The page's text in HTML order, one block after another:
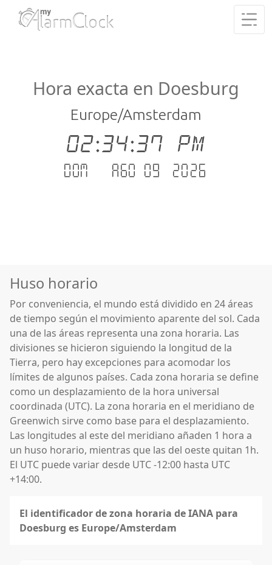
Hora exacta en Doesburg
Europe/Amsterdam
02:34:38 PM
dom. - ago 09 .2026
Huso horario
Por conveniencia, el mundo está dividido en 24 áreas
de tiempo según el movimiento aparente del sol. Cada
una de las áreas representa una zona horaria. Las
divisiones se hicieron siguiendo la longitud de la
Tierra, pero hay excepciones para acomodar los
límites de algunos países. Cada zona horaria se define
como un desplazamiento de la hora universal
coordinada (UTC). La zona horaria en el meridiano de
Greenwich sirve como base para el desplazamiento.
Las longitudes al este del meridiano añaden 1 hora a
un huso horario, mientras que las del oeste quitan 1h.
El UTC puede variar desde UTC -12:00 hasta UTC
+14:00.
El identificador de zona horaria de IANA para
Doesburg es Europe/Amsterdam